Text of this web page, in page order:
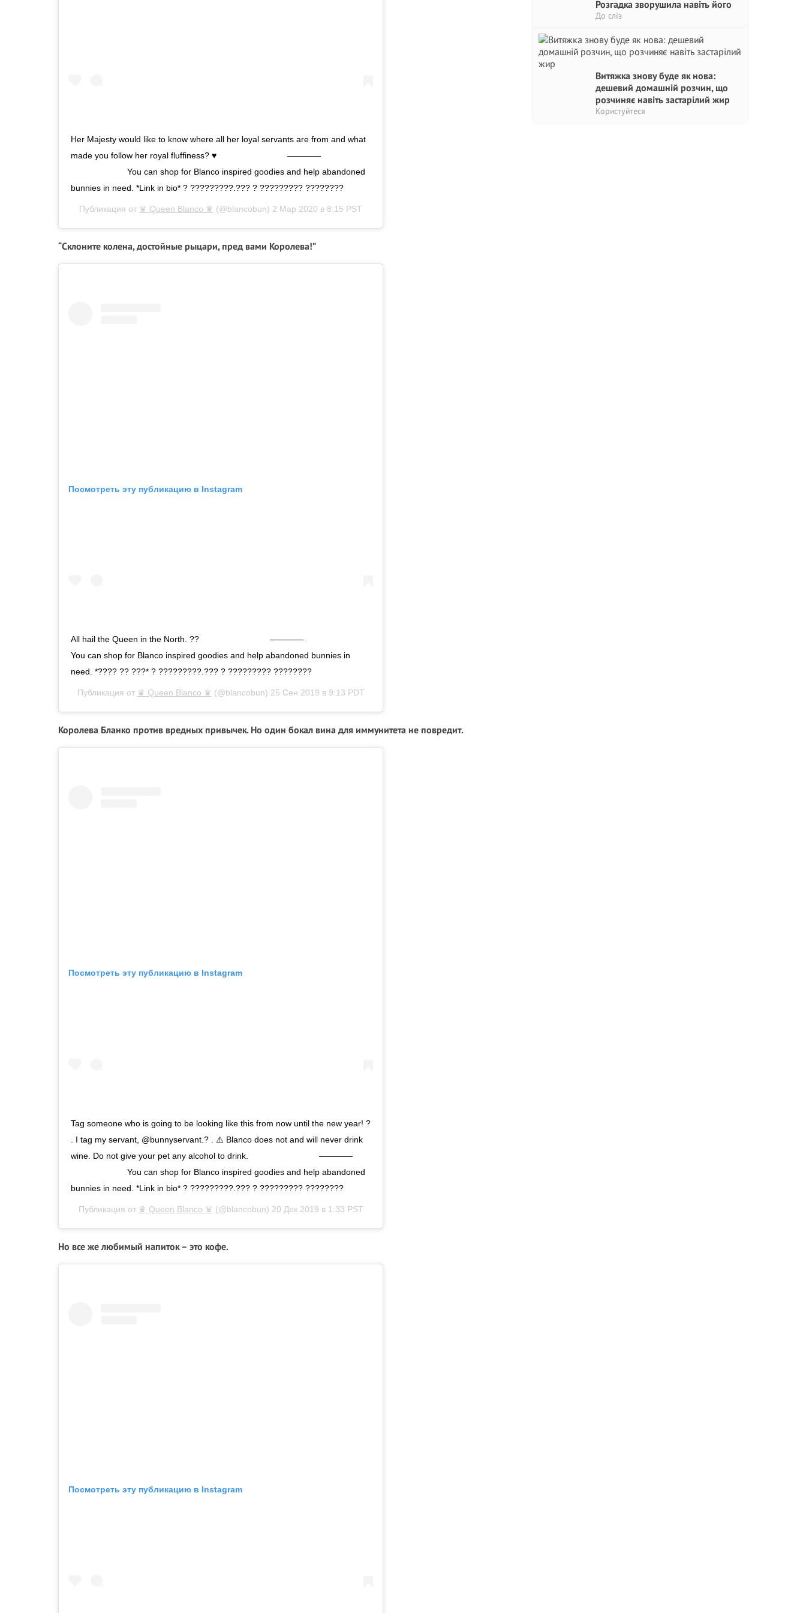
Розгадка зворушила навіть його
До сліз
Витяжка знову буде як нова:
дешевий домашній розчин, що
розчиняє навіть застарілий жир
Користуйтеся
Her Majesty would like to know where all her loyal servants are from and what
made you follow her royal fluffiness? ♥️ ⠀⠀⠀⠀⠀⠀⠀⠀⠀⠀⠀ ————
⠀⠀⠀⠀⠀⠀⠀⠀⠀ You can shop for Blanco inspired goodies and help abandoned
bunnies in need. *Link in bio* ? ?????????.??? ? ????????? ????????
Публикация от ♛ Queen Blanco ♛ (@blancobun) 2 Мар 2020 в 8:15 PST
“Склоните колена, достойные рыцари, пред вами Королева!”
Посмотреть эту публикацию в Instagram
All hail the Queen in the North. ?? ⠀⠀⠀⠀⠀⠀⠀⠀⠀⠀⠀ ———— ⠀⠀⠀⠀⠀⠀⠀⠀⠀
You can shop for Blanco inspired goodies and help abandoned bunnies in
need. *???? ?? ???* ? ?????????.??? ? ????????? ????????
Публикация от ♛ Queen Blanco ♛ (@blancobun) 25 Сен 2019 в 9:13 PDT
Королева Бланко против вредных привычек. Но один бокал вина для иммунитета не повредит.
Посмотреть эту публикацию в Instagram
Tag someone who is going to be looking like this from now until the new year! ?
. I tag my servant, @bunnyservant.? . ⚠️ Blanco does not and will never drink
wine. Do not give your pet any alcohol to drink. ⠀⠀⠀⠀⠀⠀⠀⠀⠀⠀⠀ ————
⠀⠀⠀⠀⠀⠀⠀⠀⠀ You can shop for Blanco inspired goodies and help abandoned
bunnies in need. *Link in bio* ? ?????????.??? ? ????????? ????????
Публикация от ♛ Queen Blanco ♛ (@blancobun) 20 Дек 2019 в 1:33 PST
Но все же любимый напиток – это кофе.
Посмотреть эту публикацию в Instagram